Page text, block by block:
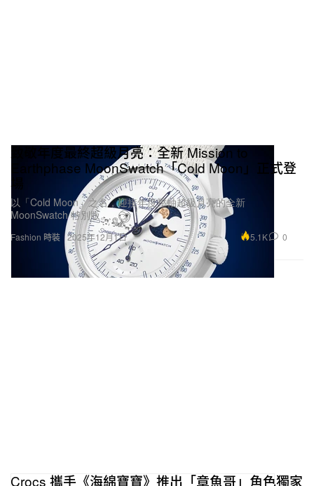
Fashion 時裝
致敬年度最終超級月亮：全新 Mission to
Earthphase MoonSwatch「Cold Moon」正式登
場
以「Cold Moon」之名，迎接年度壓軸超級月亮的全新
MoonSwatch 特別版。
2025年12月1日 5.1K 0
Crocs 攜手《海綿寶寶》推出「章魚哥」角色獨家